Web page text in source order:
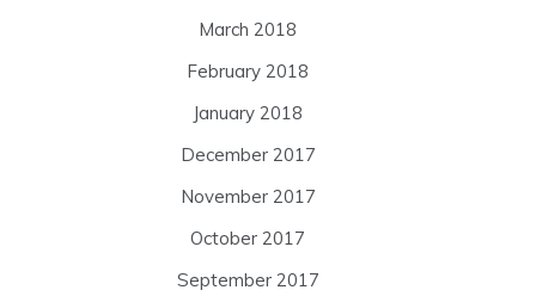
March 2018
February 2018
January 2018
December 2017
November 2017
October 2017
September 2017